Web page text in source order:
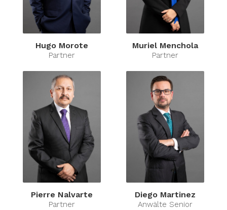
Hugo Morote
Partner
Muriel Menchola
Partner
Pierre Nalvarte
Partner
Diego Martinez
Anwälte Senior